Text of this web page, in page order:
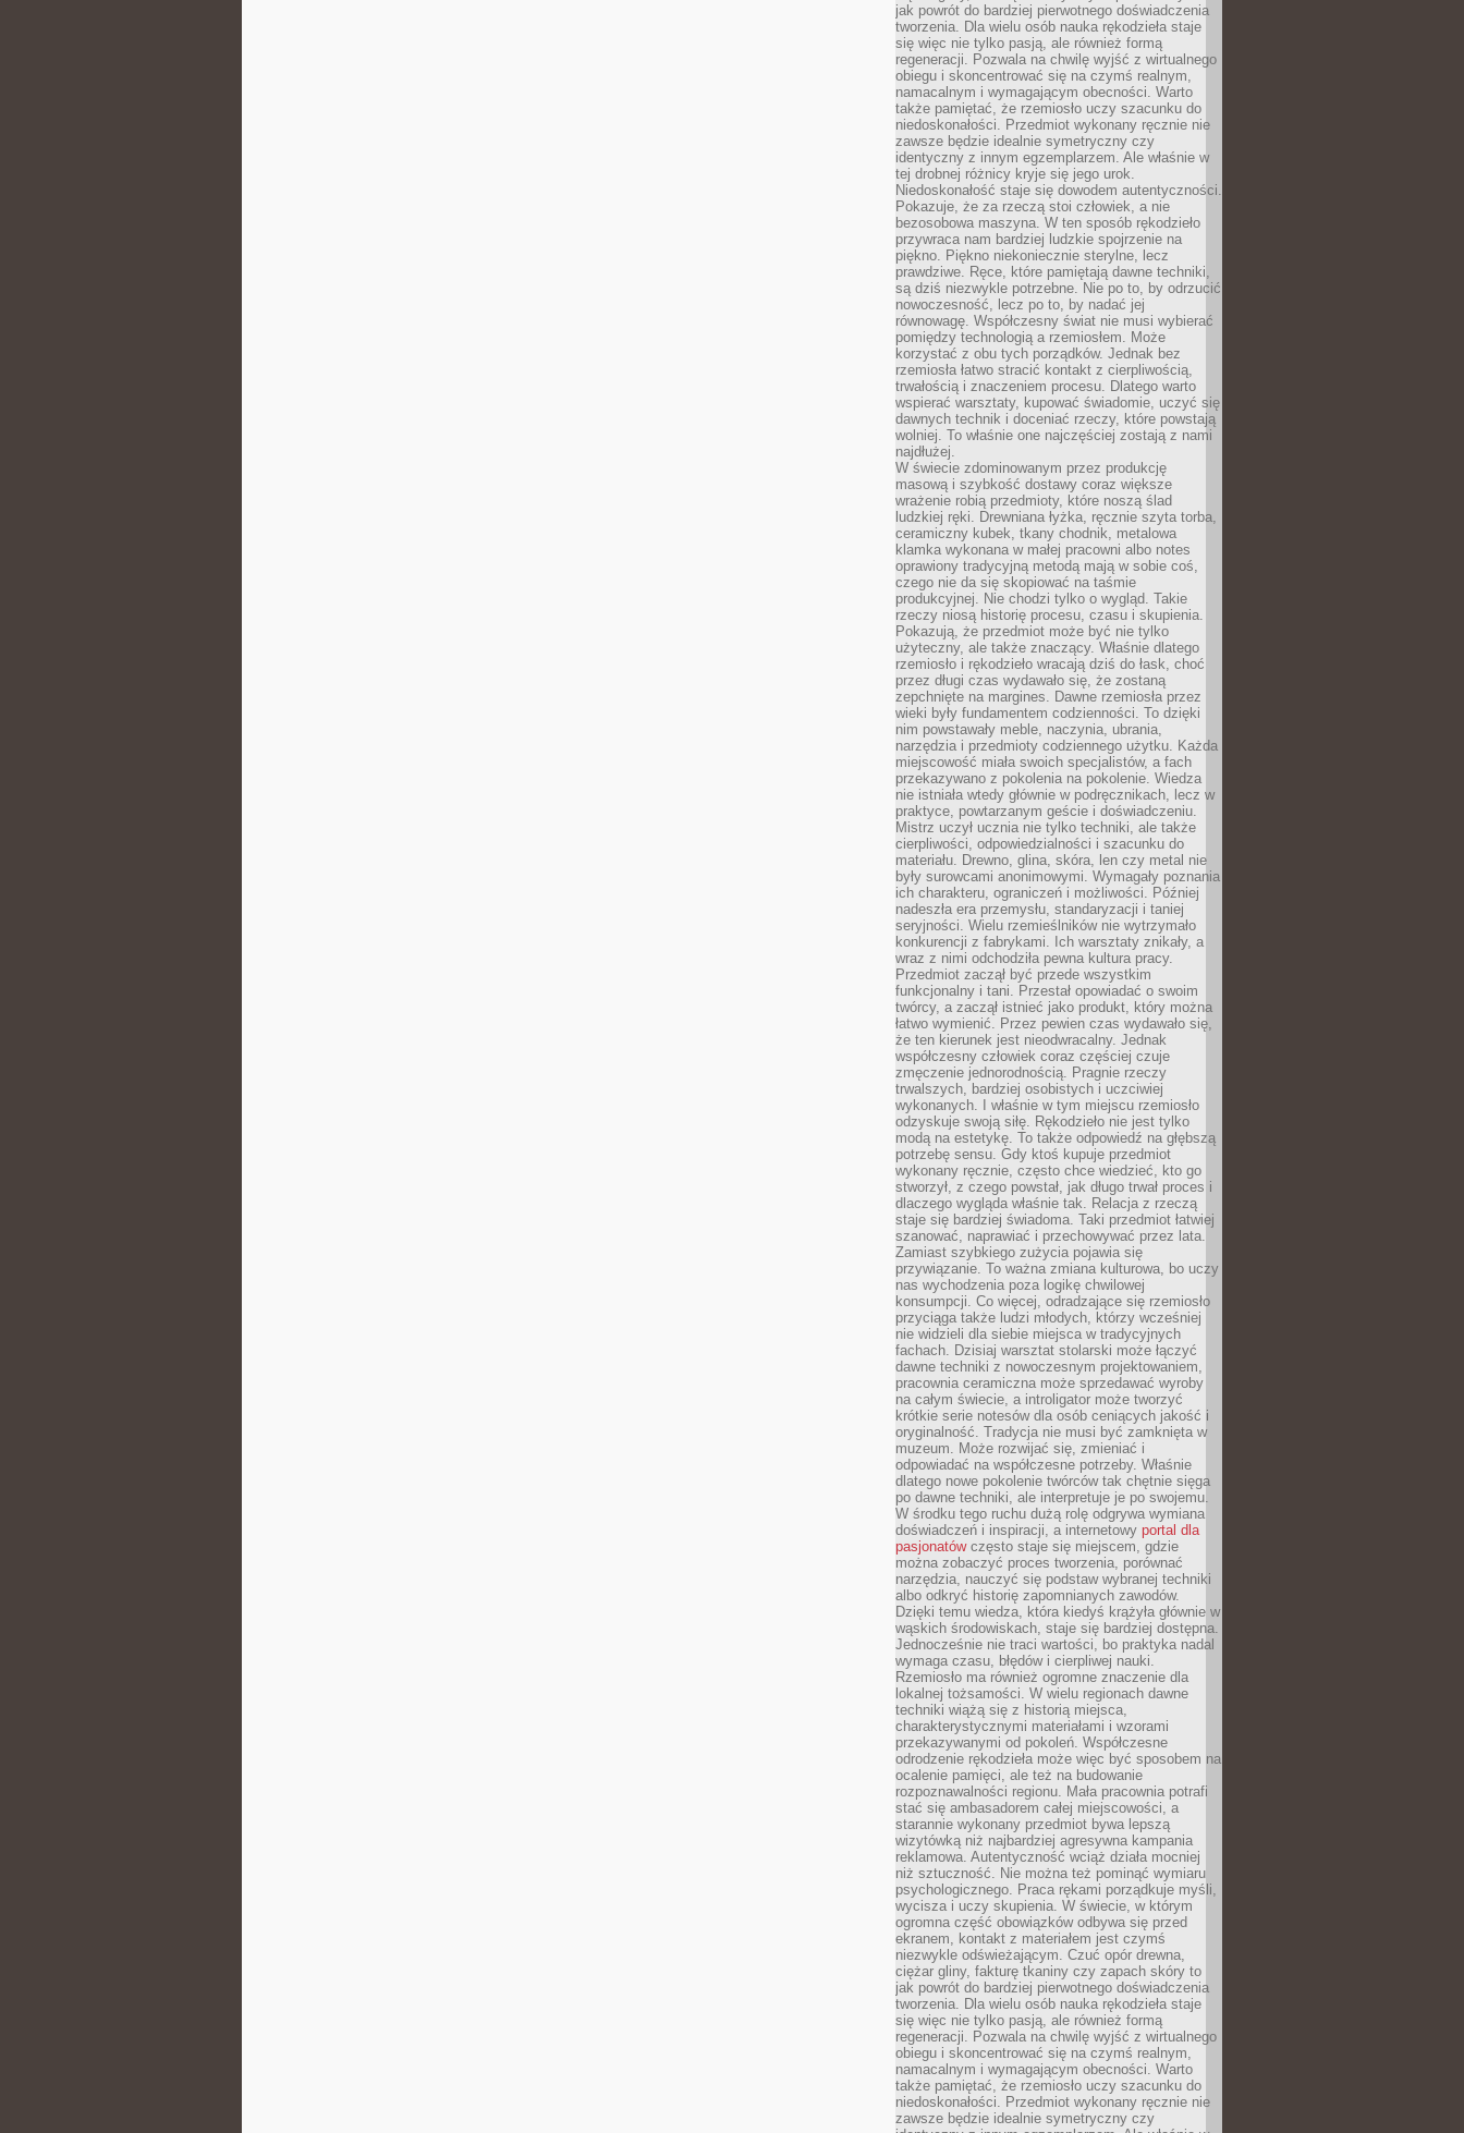
jak powrót do bardziej pierwotnego doświadczenia
tworzenia. Dla wielu osób nauka rękodzieła staje
się więc nie tylko pasją, ale również formą
regeneracji. Pozwala na chwilę wyjść z wirtualnego
obiegu i skoncentrować się na czymś realnym,
namacalnym i wymagającym obecności. Warto
także pamiętać, że rzemiosło uczy szacunku do
niedoskonałości. Przedmiot wykonany ręcznie nie
zawsze będzie idealnie symetryczny czy
identyczny z innym egzemplarzem. Ale właśnie w
tej drobnej różnicy kryje się jego urok.
Niedoskonałość staje się dowodem autentyczności.
Pokazuje, że za rzeczą stoi człowiek, a nie
bezosobowa maszyna. W ten sposób rękodzieło
przywraca nam bardziej ludzkie spojrzenie na
piękno. Piękno niekoniecznie sterylne, lecz
prawdziwe. Ręce, które pamiętają dawne techniki,
są dziś niezwykle potrzebne. Nie po to, by odrzucić
nowoczesność, lecz po to, by nadać jej
równowagę. Współczesny świat nie musi wybierać
pomiędzy technologią a rzemiosłem. Może
korzystać z obu tych porządków. Jednak bez
rzemiosła łatwo stracić kontakt z cierpliwością,
trwałością i znaczeniem procesu. Dlatego warto
wspierać warsztaty, kupować świadomie, uczyć się
dawnych technik i doceniać rzeczy, które powstają
wolniej. To właśnie one najczęściej zostają z nami
najdłużej.
W świecie zdominowanym przez produkcję
masową i szybkość dostawy coraz większe
wrażenie robią przedmioty, które noszą ślad
ludzkiej ręki. Drewniana łyżka, ręcznie szyta torba,
ceramiczny kubek, tkany chodnik, metalowa
klamka wykonana w małej pracowni albo notes
oprawiony tradycyjną metodą mają w sobie coś,
czego nie da się skopiować na taśmie
produkcyjnej. Nie chodzi tylko o wygląd. Takie
rzeczy niosą historię procesu, czasu i skupienia.
Pokazują, że przedmiot może być nie tylko
użyteczny, ale także znaczący. Właśnie dlatego
rzemiosło i rękodzieło wracają dziś do łask, choć
przez długi czas wydawało się, że zostaną
zepchnięte na margines. Dawne rzemiosła przez
wieki były fundamentem codzienności. To dzięki
nim powstawały meble, naczynia, ubrania,
narzędzia i przedmioty codziennego użytku. Każda
miejscowość miała swoich specjalistów, a fach
przekazywano z pokolenia na pokolenie. Wiedza
nie istniała wtedy głównie w podręcznikach, lecz w
praktyce, powtarzanym geście i doświadczeniu.
Mistrz uczył ucznia nie tylko techniki, ale także
cierpliwości, odpowiedzialności i szacunku do
materiału. Drewno, glina, skóra, len czy metal nie
były surowcami anonimowymi. Wymagały poznania
ich charakteru, ograniczeń i możliwości. Później
nadeszła era przemysłu, standaryzacji i taniej
seryjności. Wielu rzemieślników nie wytrzymało
konkurencji z fabrykami. Ich warsztaty znikały, a
wraz z nimi odchodziła pewna kultura pracy.
Przedmiot zaczął być przede wszystkim
funkcjonalny i tani. Przestał opowiadać o swoim
twórcy, a zaczął istnieć jako produkt, który można
łatwo wymienić. Przez pewien czas wydawało się,
że ten kierunek jest nieodwracalny. Jednak
współczesny człowiek coraz częściej czuje
zmęczenie jednorodnością. Pragnie rzeczy
trwalszych, bardziej osobistych i uczciwiej
wykonanych. I właśnie w tym miejscu rzemiosło
odzyskuje swoją siłę. Rękodzieło nie jest tylko
modą na estetykę. To także odpowiedź na głębszą
potrzebę sensu. Gdy ktoś kupuje przedmiot
wykonany ręcznie, często chce wiedzieć, kto go
stworzył, z czego powstał, jak długo trwał proces i
dlaczego wygląda właśnie tak. Relacja z rzeczą
staje się bardziej świadoma. Taki przedmiot łatwiej
szanować, naprawiać i przechowywać przez lata.
Zamiast szybkiego zużycia pojawia się
przywiązanie. To ważna zmiana kulturowa, bo uczy
nas wychodzenia poza logikę chwilowej
konsumpcji. Co więcej, odradzające się rzemiosło
przyciąga także ludzi młodych, którzy wcześniej
nie widzieli dla siebie miejsca w tradycyjnych
fachach. Dzisiaj warsztat stolarski może łączyć
dawne techniki z nowoczesnym projektowaniem,
pracownia ceramiczna może sprzedawać wyroby
na całym świecie, a introligator może tworzyć
krótkie serie notesów dla osób ceniących jakość i
oryginalność. Tradycja nie musi być zamknięta w
muzeum. Może rozwijać się, zmieniać i
odpowiadać na współczesne potrzeby. Właśnie
dlatego nowe pokolenie twórców tak chętnie sięga
po dawne techniki, ale interpretuje je po swojemu.
W środku tego ruchu dużą rolę odgrywa wymiana
doświadczeń i inspiracji, a internetowy portal dla
pasjonatówczęsto staje się miejscem, gdzie
można zobaczyć proces tworzenia, porównać
narzędzia, nauczyć się podstaw wybranej techniki
albo odkryć historię zapomnianych zawodów.
Dzięki temu wiedza, która kiedyś krążyła głównie w
wąskich środowiskach, staje się bardziej dostępna.
Jednocześnie nie traci wartości, bo praktyka nadal
wymaga czasu, błędów i cierpliwej nauki.
Rzemiosło ma również ogromne znaczenie dla
lokalnej tożsamości. W wielu regionach dawne
techniki wiążą się z historią miejsca,
charakterystycznymi materiałami i wzorami
przekazywanymi od pokoleń. Współczesne
odrodzenie rękodzieła może więc być sposobem na
ocalenie pamięci, ale też na budowanie
rozpoznawalności regionu. Mała pracownia potrafi
stać się ambasadorem całej miejscowości, a
starannie wykonany przedmiot bywa lepszą
wizytówką niż najbardziej agresywna kampania
reklamowa. Autentyczność wciąż działa mocniej
niż sztuczność. Nie można też pominąć wymiaru
psychologicznego. Praca rękami porządkuje myśli,
wycisza i uczy skupienia. W świecie, w którym
ogromna część obowiązków odbywa się przed
ekranem, kontakt z materiałem jest czymś
niezwykle odświeżającym. Czuć opór drewna,
ciężar gliny, fakturę tkaniny czy zapach skóry to
jak powrót do bardziej pierwotnego doświadczenia
tworzenia. Dla wielu osób nauka rękodzieła staje
się więc nie tylko pasją, ale również formą
regeneracji. Pozwala na chwilę wyjść z wirtualnego
obiegu i skoncentrować się na czymś realnym,
namacalnym i wymagającym obecności. Warto
także pamiętać, że rzemiosło uczy szacunku do
niedoskonałości. Przedmiot wykonany ręcznie nie
zawsze będzie idealnie symetryczny czy